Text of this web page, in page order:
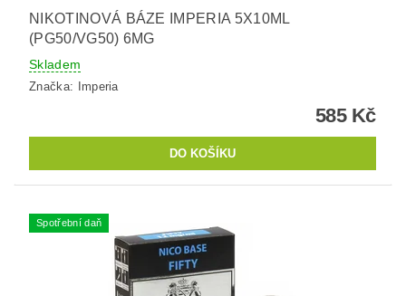
NIKOTINOVÁ BÁZE IMPERIA 5X10ML
(PG50/VG50) 6MG
Skladem
Značka: Imperia
585 Kč
Spotřební daň